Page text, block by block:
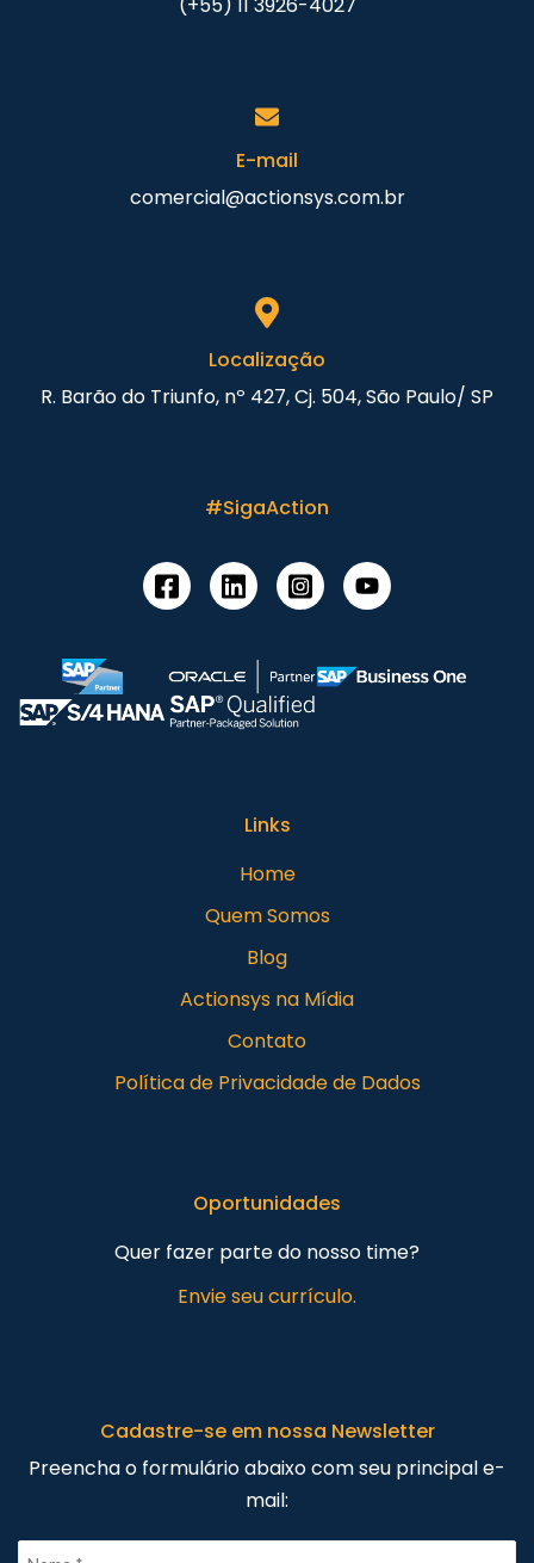
E-mail
comercial@actionsys.com.br
Localização
R. Barão do Triunfo, nº 427, Cj. 504, São Paulo/ SP
#SigaAction
Links
Home
Quem Somos
Blog
Actionsys na Mídia
Contato
Política de Privacidade de Dados
Oportunidades
Quer fazer parte do nosso time?
Envie seu currículo.
Cadastre-se em nossa Newsletter
Preencha o formulário abaixo com seu principal e-
mail: